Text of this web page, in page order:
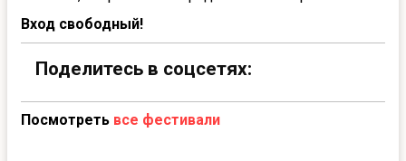
Вход свободный!
Поделитесь в соцсетях:
Посмотреть все фестивали